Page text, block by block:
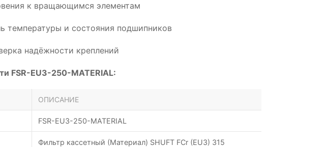
к вращающимся элементам
температуры и состояния подшипников
надёжности креплений
FSR-EU3-250-MATERIAL:
ОПИСАНИЕ
FSR-EU3-250-MATERIAL
Фильтр кассетный (Материал) SHUFT FСr (EU3) 315